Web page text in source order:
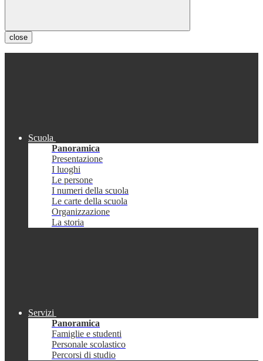
close
Scuola
Panoramica
Presentazione
I luoghi
Le persone
I numeri della scuola
Le carte della scuola
Organizzazione
La storia
Servizi
Panoramica
Famiglie e studenti
Personale scolastico
Percorsi di studio